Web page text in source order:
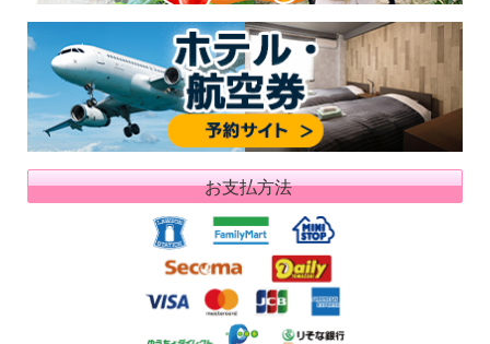
お支払方法